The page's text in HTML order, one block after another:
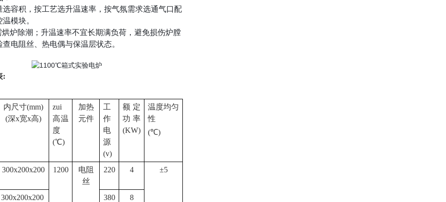
选容积，按工艺选升温速率，按气氛需求选通气口配
模块。
烘炉除潮；升温速率不宜长期满负荷，避免损伤炉膛
电阻丝、热电偶与保温层状态。
:
内尺寸(mm)
(深x宽x高)
zui
高温
度
(℃)
加热
元件
工
作
电
源
(v)
额定
功率
(KW)
温度均匀
性
(℃)
300x200x200 1200
电阻
丝
220 4 ±5
300x200x200 380 8